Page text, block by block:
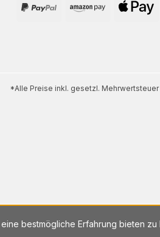
*Alle Preise inkl. gesetzl. Mehrwertsteuer
bestmögliche Erfahrung bieten zu